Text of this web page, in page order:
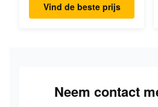
Vind de beste prijs
Neem contact